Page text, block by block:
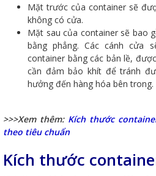
Mặt trước của container sẽ
không có cửa.
Mặt sau của container sẽ bao
bằng phẳng. Các cánh cửa
container bằng các bản lề,
cần đảm bảo khít để tránh
hưởng đến hàng hóa bên trong.
>>>Xem thêm: Kích thước
theo tiêu chuẩn
Kích thước